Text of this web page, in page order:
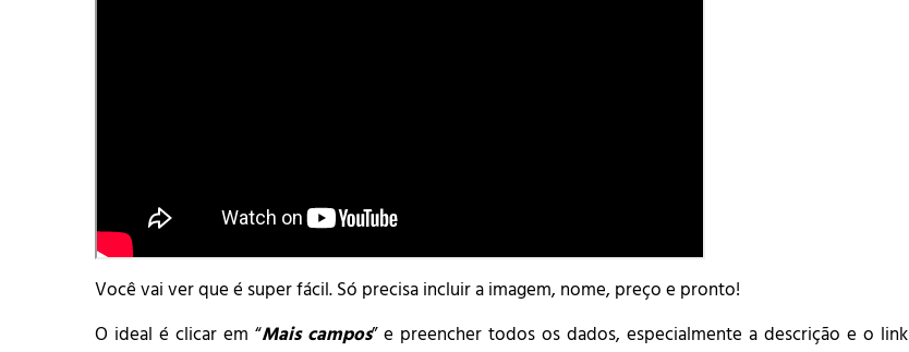
Você vai ver que é super fácil. Só precisa incluir a imagem, nome, preço e pronto!
O ideal é clicar em “Mais campos” e preencher todos os dados, especialmente a descrição e o link